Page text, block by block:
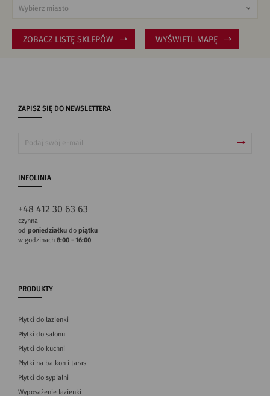
ZOBACZ LISTĘ SKLEPÓW WYŚWIETL MAPĘ
ZAPISZ SIĘ DO NEWSLETTERA
INFOLINIA
+48 412 30 63 63
czynna
od poniedziałku do piątku
w godzinach 8:00 - 16:00
PRODUKTY
Płytki do łazienki
Płytki do salonu
Płytki do kuchni
Płytki na balkon i taras
Płytki do sypialni
Wyposażenie łazienki